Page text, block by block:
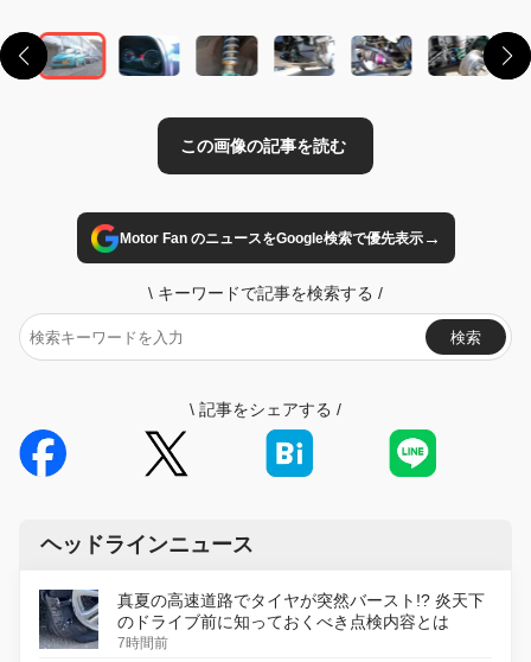
Motor Fan のニュースをGoogle検索で優先表示→
\ キーワードで記事を検索する /
検索
\ 記事をシェアする /
ヘッドラインニュース
真夏の高速道路でタイヤが突然バースト!? 炎天下
のドライブ前に知っておくべき点検内容とは
7時間前